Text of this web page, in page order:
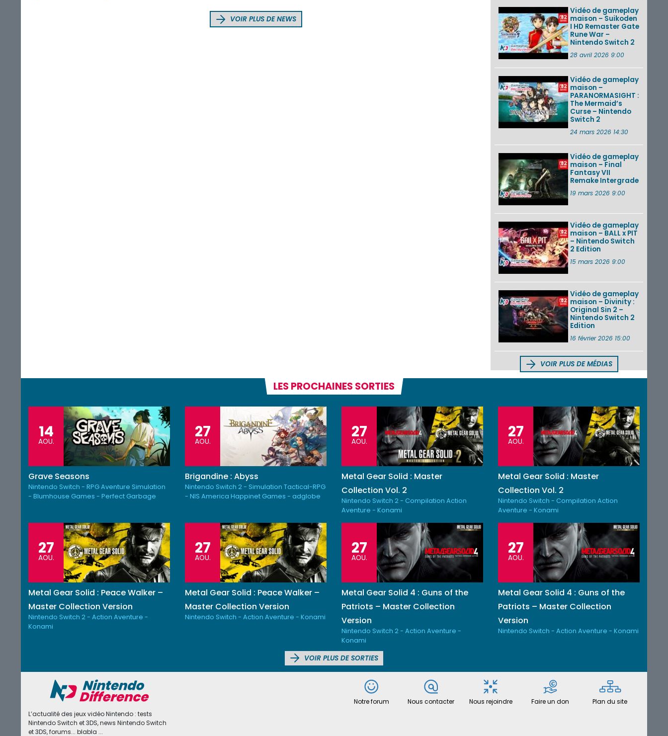
VOIR PLUS DE NEWS
Vidéo de gameplay
maison – Suikoden
I HD Remaster Gate
Rune War –
Nintendo Switch 2
28 avril 2026 9:00
Vidéo de gameplay
maison –
PARANORMASIGHT :
The Mermaid’s
Curse – Nintendo
Switch 2
24 mars 2026 14:30
Vidéo de gameplay
maison – Final
Fantasy VII
Remake Intergrade
19 mars 2026 9:00
Vidéo de gameplay
maison – BALL x PIT
– Nintendo Switch
2 Edition
15 mars 2026 9:00
Vidéo de gameplay
maison – Divinity :
Original Sin 2 –
Nintendo Switch 2
Edition
16 février 2026 15:00
VOIR PLUS DE MÉDIAS
LES PROCHAINES SORTIES
14
AOU.
Grave Seasons
Nintendo Switch - RPG Aventure Simulation
- Blumhouse Games - Perfect Garbage
27
AOU.
Brigandine : Abyss
Nintendo Switch 2 - Simulation Tactical-RPG
- NIS America Happinet Games - adglobe
27
AOU.
Metal Gear Solid : Master
Collection Vol. 2
Nintendo Switch 2 - Compilation Action
Aventure - Konami
27
AOU.
Metal Gear Solid : Master
Collection Vol. 2
Nintendo Switch - Compilation Action
Aventure - Konami
27
AOU.
Metal Gear Solid : Peace Walker –
Master Collection Version
Nintendo Switch 2 - Action Aventure -
Konami
27
AOU.
Metal Gear Solid : Peace Walker –
Master Collection Version
Nintendo Switch - Action Aventure - Konami
27
AOU.
Metal Gear Solid 4 : Guns of the
Patriots – Master Collection
Version
Nintendo Switch 2 - Action Aventure -
Konami
27
AOU.
Metal Gear Solid 4 : Guns of the
Patriots – Master Collection
Version
Nintendo Switch - Action Aventure - Konami
VOIR PLUS DE SORTIES
L’actualité des jeux vidéo Nintendo : tests
Nintendo Switch et 3DS, news Nintendo Switch
et 3DS, forums... blabla ...
Notre forum Nous contacter Nous rejoindre Faire un don Plan du site